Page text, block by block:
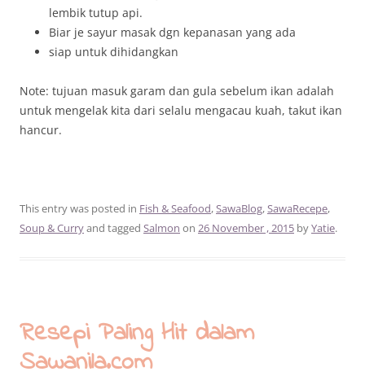
lembik tutup api.
Biar je sayur masak dgn kepanasan yang ada
siap untuk dihidangkan
Note: tujuan masuk garam dan gula sebelum ikan adalah
untuk mengelak kita dari selalu mengacau kuah, takut ikan
hancur.
This entry was posted in Fish & Seafood,SawaBlog,SawaRecepe,
Soup & Curryand tagged Salmon on 26 November , 2015 byYatie.
Resepi Paling Hit dalam
Sawanila.com